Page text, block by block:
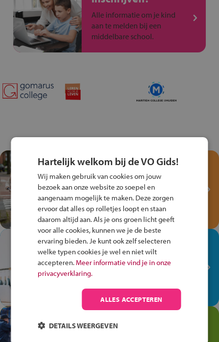
Alle informatie om je kind
aan te melden bij een
middelbare school.
Test je kennis met het
Fiets Veilig
Verkeersspel!
Speel het Fiets Veilig Verkeersspel
en win een Cortina-fiets!
In de winkel ben je op je
plek!
Ontdek via het vmbo jouw talent
anders is!
Transport en Logistiek
Hartelijk welkom bij de VO Gids!
Wij maken gebruik van cookies om jouw
bezoek aan onze website zo soepel en
aangenaam mogelijk te maken. Deze zorgen
ervoor dat alles op rolletjes loopt en staan
daarom altijd aan. Als je ons groen licht geeft
voor alle cookies, kunnen we je de beste
ervaring bieden. Je kunt ook zelf selecteren
welke typen cookies je wel en niet wilt
accepteren. Meer informatie vind je in onze
privacyverklaring.
ALLES ACCEPTEREN
DETAILS WEERGEVEN